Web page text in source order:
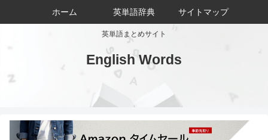
英単語まとめサイト
English Words
ホーム 英単語辞典 サイトマップ